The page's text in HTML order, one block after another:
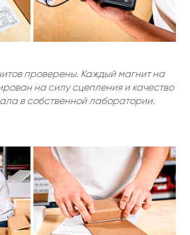
проверены. Каждый магнит на
на силу сцепления и качество
в собственной лаборатории.